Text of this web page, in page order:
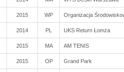
2015 WP Organizacja
2014 PL UKS Return Łomża
2015 MA AM TENIS
2015 OP Grand Park